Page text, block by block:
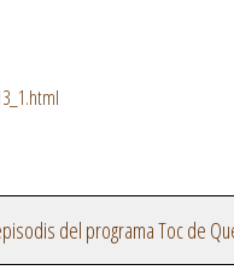
del programa Toc de